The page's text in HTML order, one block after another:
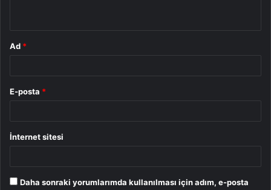
Ad *
E-posta *
İnternet sitesi
Daha sonraki yorumlarımda kullanılması için adım, e-posta